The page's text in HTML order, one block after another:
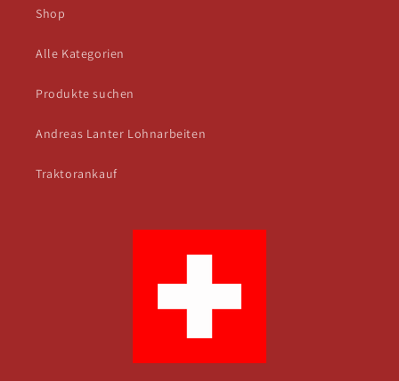
Shop
Alle Kategorien
Produkte suchen
Andreas Lanter Lohnarbeiten
Traktorankauf